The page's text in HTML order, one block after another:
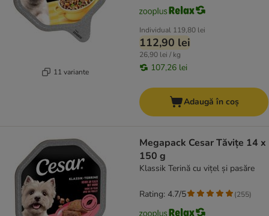
11 variante
Individual 119,80 lei
112,90 lei
26,90 lei / kg
107,26 lei
Adaugă în coș
Megapack Cesar Tăvițe 14 x
150 g
Klassik Terină cu vițel și pasăre
Rating: 4.7/5 (255)